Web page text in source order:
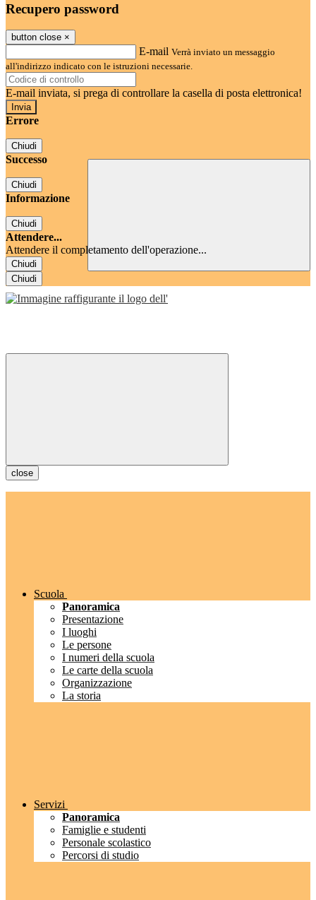
Recupero password
button close ×
E-mail Verrà inviato un messaggio
all'indirizzo indicato con le istruzioni necessarie.
E-mail inviata, si prega di controllare la casella di posta elettronica!
Errore
Chiudi
Successo
Chiudi
Informazione
Chiudi
Attendere...
Attendere il completamento dell'operazione...
Chiudi
Chiudi
close
Scuola
Panoramica
Presentazione
I luoghi
Le persone
I numeri della scuola
Le carte della scuola
Organizzazione
La storia
Servizi
Panoramica
Famiglie e studenti
Personale scolastico
Percorsi di studio